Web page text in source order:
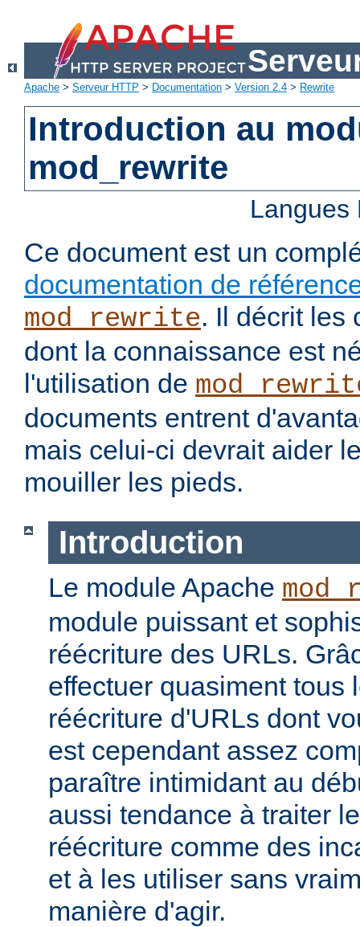
Apache > Serveur HTTP > Documentation > Version 2.4 > Rewrite
Introduction au
mod_rewrite
Ce document est un
documentation de
mod_rewrite. Il décrit les
dont la connaissance est
l'utilisation de
documents entrent
mais celui-ci devrait aider
mouiller les pieds.
Introduction
Le module Apache
module puissant et
réécriture des URLs.
effectuer quasiment tous
réécriture d'URLs dont
est cependant assez
paraître intimidant au
aussi tendance à traiter
réécriture comme des
et à les utiliser sans
manière d'agir.